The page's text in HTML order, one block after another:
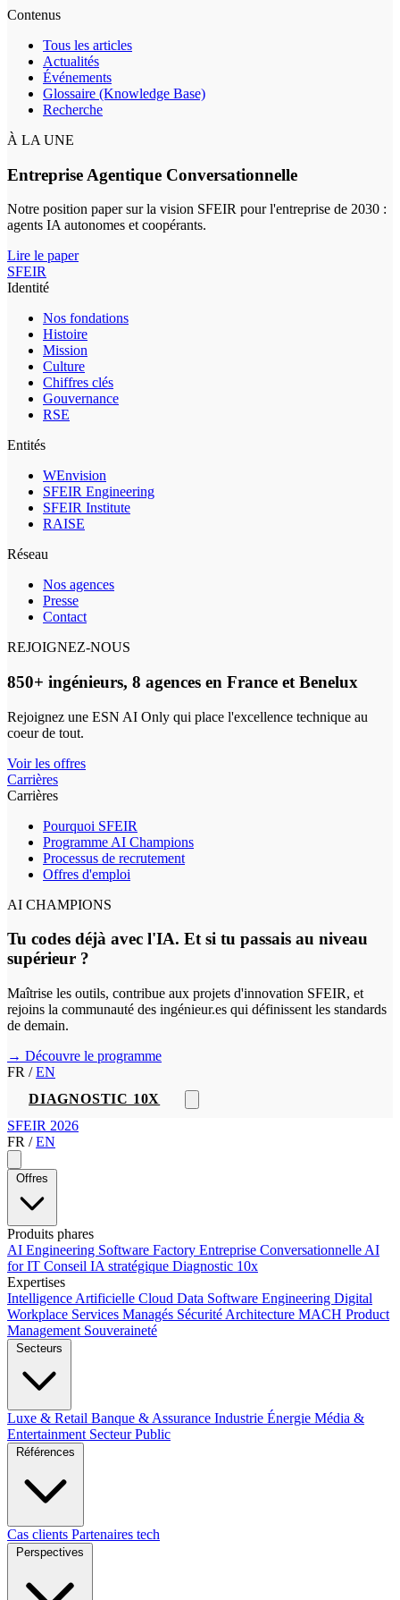
Contenus
Tous les articles
Actualités
Événements
Glossaire (Knowledge Base)
Recherche
À LA UNE
Entreprise Agentique Conversationnelle
Notre position paper sur la vision SFEIR pour l'entreprise de 2030 :
agents IA autonomes et coopérants.
Lire le paper
SFEIR
Identité
Nos fondations
Histoire
Mission
Culture
Chiffres clés
Gouvernance
RSE
Entités
WEnvision
SFEIR Engineering
SFEIR Institute
RAISE
Réseau
Nos agences
Presse
Contact
REJOIGNEZ-NOUS
850+ ingénieurs, 8 agences en France et Benelux
Rejoignez une ESN AI Only qui place l'excellence technique au
coeur de tout.
Voir les offres
Carrières
Carrières
Pourquoi SFEIR
Programme AI Champions
Processus de recrutement
Offres d'emploi
AI CHAMPIONS
Tu codes déjà avec l'IA. Et si tu passais au niveau
supérieur ?
Maîtrise les outils, contribue aux projets d'innovation SFEIR, et
rejoins la communauté des ingénieur.es qui définissent les standards
de demain.
→ Découvre le programme
FR / EN
DIAGNOSTIC 10X
SFEIR 2026
FR / EN
Offres
Produits phares
AI Engineering Software Factory Entreprise Conversationnelle AI
for IT Conseil IA stratégique Diagnostic 10x
Expertises
Intelligence Artificielle Cloud Data Software Engineering Digital
Workplace Services Managés Sécurité Architecture MACH Product
Management Souveraineté
Secteurs
Luxe & Retail Banque & Assurance Industrie Énergie Média &
Entertainment Secteur Public
Références
Cas clients Partenaires tech
Perspectives